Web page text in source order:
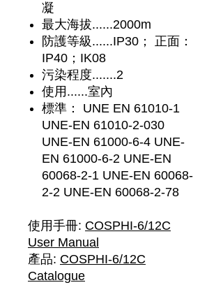
凝
最大海拔......2000m
防護等級......IP30； 正面：
IP40；IK08
污染程度.......2
使用......室內
標準： UNE EN 61010-1
UNE-EN 61010-2-030
UNE-EN 61000-6-4 UNE-
EN 61000-6-2 UNE-EN
60068-2-1 UNE-EN 60068-
2-2 UNE-EN 60068-2-78
使用手冊: COSPHI-6/12C
User Manual
產品: COSPHI-6/12C
Catalogue